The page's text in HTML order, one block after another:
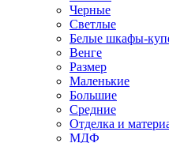
Черные
Светлые
Белые шкафы-
Венге
Размер
Маленькие
Большие
Средние
Отделка и
МДФ